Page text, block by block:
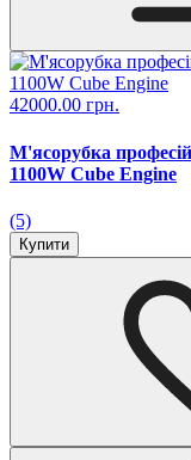
42000.00 грн.
М'ясорубка
1100W Cube Engine
(5)
Купити